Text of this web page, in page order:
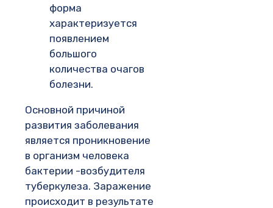
форма
характеризуется
появлением
большого
количества очагов
болезни.
Основной причиной
развития заболевания
является проникновение
в организм человека
бактерии -возбудителя
туберкулеза. Заражение
происходит в результате